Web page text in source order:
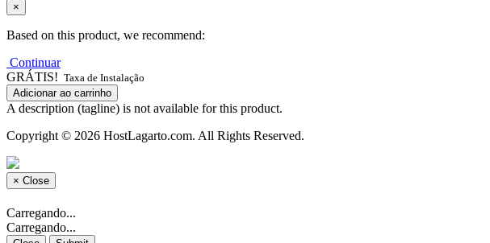
×
Based on this product, we recommend:
Continuar
GRÁTIS! Taxa de Instalação
Adicionar ao carrinho
A description (tagline) is not available for this product.
Copyright © 2026 HostLagarto.com. All Rights Reserved.
× Close
Carregando...
Carregando...